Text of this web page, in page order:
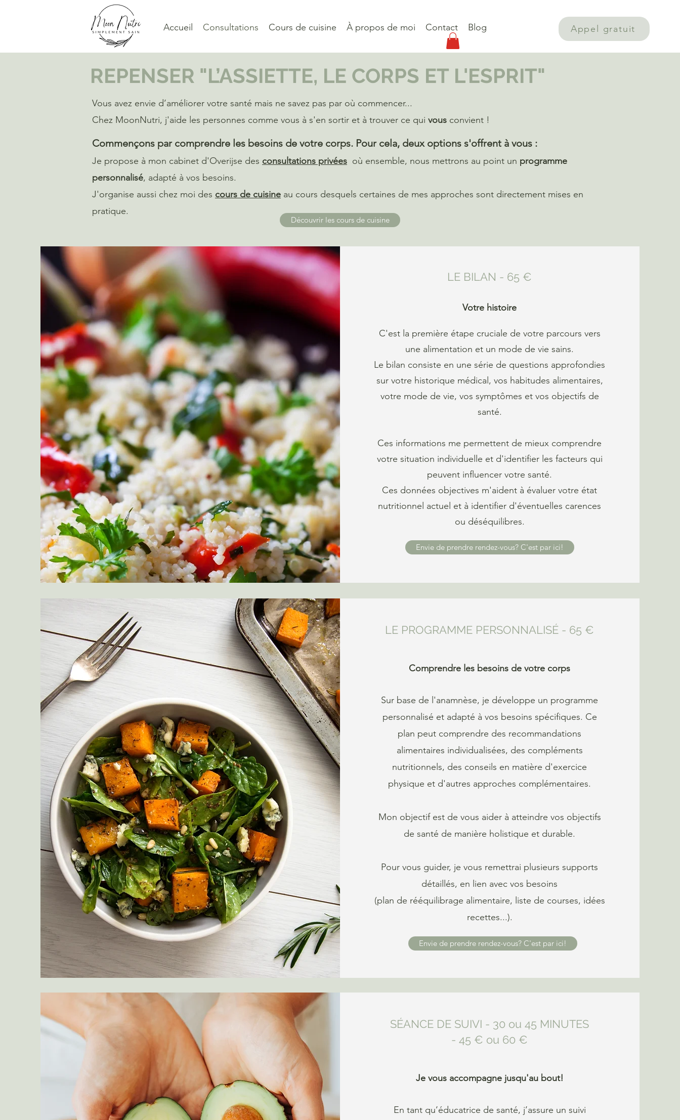
Appel gratuit
Accueil Consultations Cours de cuisine À propos de moi Contact Blog
REPENSER "L’ASSIETTE, LE CORPS ET L'ESPRIT"
Vous avez envie d’améliorer votre santé mais ne savez pas par où commencer...
Chez MoonNutri, j'aide les personnes comme vous à s'en sortir et à trouver ce qui vous convient !
Commençons par comprendre les besoins de votre corps. Pour cela, deux options s'offrent à vous :
Je propose à mon cabinet d'Overijse des consultations privées où ensemble, nous mettrons au point un programme
personnalisé, adapté à vos besoins.
J'organise aussi chez moi des cours de cuisine au cours desquels certaines de mes approches sont directement mises en
pratique.
Découvrir les cours de cuisine
LE BILAN - 65 €
Votre histoire
C'est la première étape cruciale de votre parcours vers
une alimentation et un mode de vie sains.
Le bilan consiste en une série de questions approfondies
sur votre historique médical, vos habitudes alimentaires,
votre mode de vie, vos symptômes et vos objectifs de
santé.
Ces informations me permettent de mieux comprendre
votre situation individuelle et d'identifier les facteurs qui
peuvent influencer votre santé.
Ces données objectives m'aident à évaluer votre état
nutritionnel actuel et à identifier d'éventuelles carences
ou déséquilibres.
Envie de prendre rendez-vous? C'est par ici!
LE PROGRAMME PERSONNALISÉ - 65 €
Comprendre les besoins de votre corps
Sur base de l'anamnèse, je développe un programme
personnalisé et adapté à vos besoins spécifiques. Ce
plan peut comprendre des recommandations
alimentaires individualisées, des compléments
nutritionnels, des conseils en matière d'exercice
physique et d'autres approches complémentaires.
Mon objectif est de vous aider à atteindre vos objectifs
de santé de manière holistique et durable.
Pour vous guider, je vous remettrai plusieurs supports
détaillés, en lien avec vos besoins
(plan de rééquilibrage alimentaire, liste de courses, idées
recettes...).
Envie de prendre rendez-vous? C'est par ici!
SÉANCE DE SUIVI - 30 ou 45 MINUTES
- 45 € ou 60 €
Je vous accompagne jusqu'au bout!
En tant qu’éducatrice de santé, j’assure un suivi